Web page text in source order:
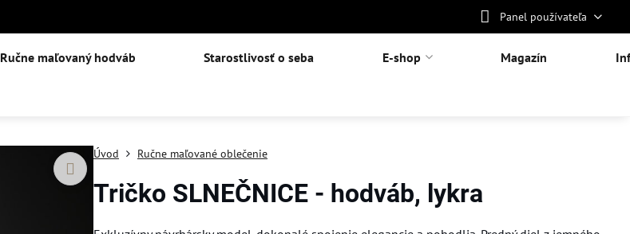
Panel používateľa
Ručne maľovaný hodváb Starostlivosť o seba E-shop Magazín
Úvod Ručne maľované oblečenie
Tričko SLNEČNICE - hodváb, lykra